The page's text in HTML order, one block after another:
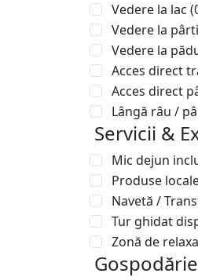
Vedere la lac
Vedere la
Vedere la
Acces direct
Acces direct
Lângă râu /
Servicii &
Mic dejun
Produse
Navetă /
Tur ghidat
Zonă de